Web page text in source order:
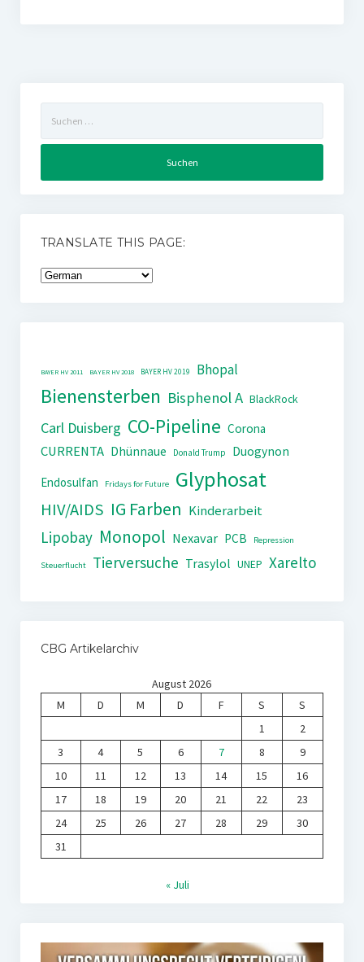
nach:
TRANSLATE THIS PAGE:
BAYER HV 2011 BAYER HV 2018 BAYER HV 2019 Bhopal
Bienensterben Bisphenol A BlackRock
Carl Duisberg CO-Pipeline Corona
CURRENTA Dhünnaue Donald Trump
Duogynon
Endosulfan
Fridays for Future Glyphosat
HIV/AIDS IG Farben Kinderarbeit
Lipobay Monopol Nexavar PCB Repression
Steuerflucht Tierversuche Trasylol UNEP Xarelto
CBG Artikelarchiv
August 2026
M
D M D F S
S
1
2
3
4 5 6 7 8
9
10
11 12 13 14 15
16
17
18 19 20 21 22
23
24
25 26 27 28 29
30
31
« Juli